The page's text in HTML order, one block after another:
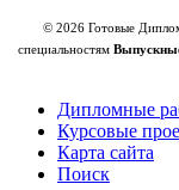
© 2026 Готовые
специальностям
Дипломные
Курсовые
Карта сайта
Поиск